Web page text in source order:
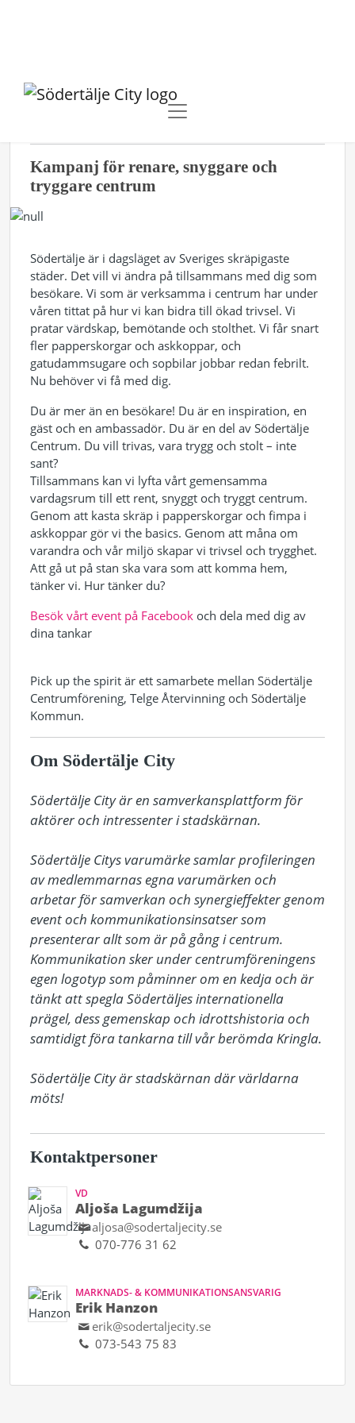
NYHETER
Kampanj för renare, snyggare och
tryggare centrum
Södertälje är i dagsläget av Sveriges skräpigaste
städer. Det vill vi ändra på tillsammans med dig som
besökare. Vi som är verksamma i centrum har under
våren tittat på hur vi kan bidra till ökad trivsel. Vi
pratar värdskap, bemötande och stolthet. Vi får snart
fler papperskorgar och askkoppar, och
gatudammsugare och sopbilar jobbar redan febrilt.
Nu behöver vi få med dig.
Du är mer än en besökare! Du är en inspiration, en
gäst och en ambassadör. Du är en del av Södertälje
Centrum. Du vill trivas, vara trygg och stolt – inte
sant?
Tillsammans kan vi lyfta vårt gemensamma
vardagsrum till ett rent, snyggt och tryggt centrum.
Genom att kasta skräp i papperskorgar och fimpa i
askkoppar gör vi the basics. Genom att måna om
varandra och vår miljö skapar vi trivsel och trygghet.
Att gå ut på stan ska vara som att komma hem,
tänker vi. Hur tänker du?
Besök vårt event på Facebook och dela med dig av
dina tankar
Pick up the spirit är ett samarbete mellan Södertälje
Centrumförening, Telge Återvinning och Södertälje
Kommun.
Om Södertälje City
Södertälje City är en samverkansplattform för
aktörer och intressenter i stadskärnan.
Södertälje Citys varumärke samlar profileringen
av medlemmarnas egna varumärken och
arbetar för samverkan och synergieffekter genom
event och kommunikationsinsatser som
presenterar allt som är på gång i centrum.
Kommunikation sker under centrumföreningens
egen logotyp som påminner om en kedja och är
tänkt att spegla Södertäljes internationella
prägel, dess gemenskap och idrottshistoria och
samtidigt föra tankarna till vår berömda Kringla.
Södertälje City är stadskärnan där världarna
möts!
Kontaktpersoner
VD
Aljoša Lagumdžija
aljosa@sodertaljecity.se
070-776 31 62
MARKNADS- & KOMMUNIKATIONSANSVARIG
Erik Hanzon
erik@sodertaljecity.se
073-543 75 83